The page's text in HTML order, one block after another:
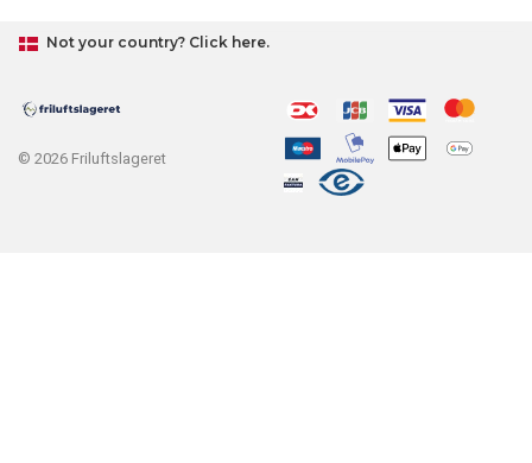
Not your country? Click here.
© 2026 Friluftslageret